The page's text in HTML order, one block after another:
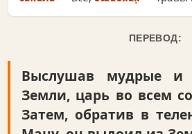
ПЕРЕВОД:
Выслушав мудрые и
Земли, царь во всем
Затем, обратив в